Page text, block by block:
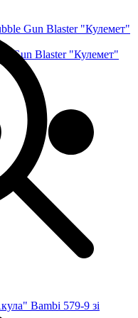
Gun Blaster "Кулемет"